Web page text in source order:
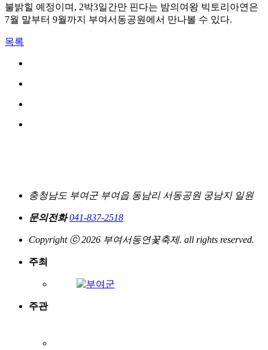
불밝힐 예정이며, 2박3일간만 핀다는 밤의여왕 빅토리아연은
7월 말부터 9월까지 부여서동공원에서 만나볼 수 있다.
목록
충청남도 부여군 부여읍 동남리 서동공원 궁남지 일원
문의전화 041-837-2518
Copyright ⓒ 2026 부여서동연꽃축제. all rights reserved.
주최
주관